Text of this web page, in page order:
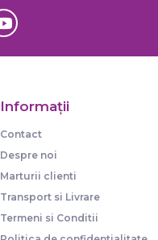
Informaţii
Contact
Despre noi
Marturii clienti
Transport si Livrare
Termeni si Conditii